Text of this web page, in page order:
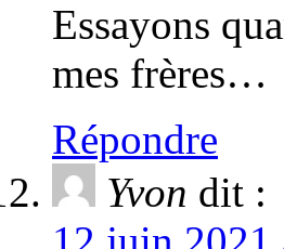
Essayons
mes frères…
Répondre
Yvon dit :